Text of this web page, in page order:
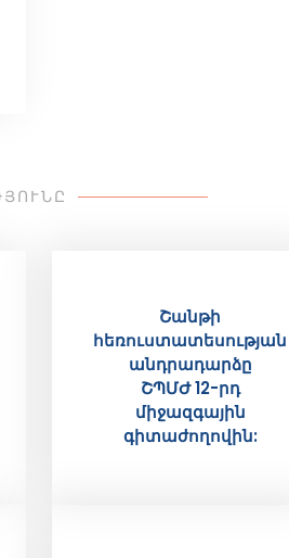
Շանթի
հեռուստատեսության
անդրադարձը
ՇՊՄԺ 12-րդ
միջազգային
գիտաժողովին: